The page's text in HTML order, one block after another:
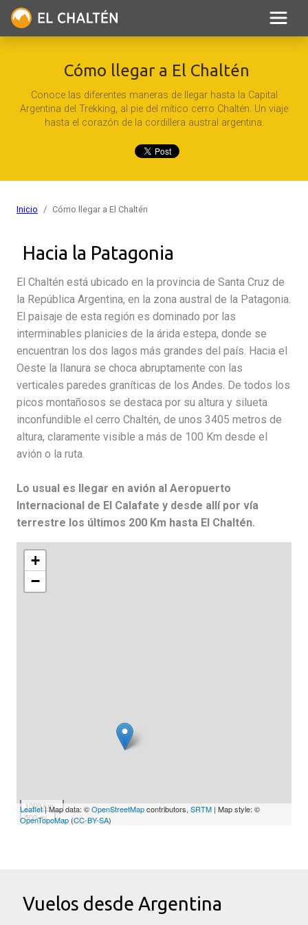
Cómo llegar a El Chaltén
Conoce las diferentes maneras de llegar hasta la Capital
Argentina del Trekking, al pie del mítico cerro Chaltén. Un viaje
hasta el corazón de la cordillera austral argentina.
Inicio Cómo llegar a El Chaltén
Hacia la Patagonia
El Chaltén está ubicado en la provincia de Santa Cruz de
la República Argentina, en la zona austral de la Patagonia.
El paisaje de esta región es dominado por las
interminables planicies de la árida estepa, donde se
encuentran los dos lagos más grandes del país. Hacia el
Oeste la llanura se choca abruptamente con las
verticales paredes graníticas de los Andes. De todos los
picos montañosos se destaca por su altura y silueta
inconfundible el cerro Chaltén, de unos 3405 metros de
altura, claramente visible a más de 100 Km desde el
avión o la ruta.
Lo usual es llegar en avión al Aeropuerto
Internacional de El Calafate y desde allí por vía
terrestre los últimos 200 Km hasta El Chaltén.
+
−
1000 km
500 mi
Leaflet| Map data: ©OpenStreetMapcontributors, SRTM | Map style: ©
OpenTopoMap (CC-BY-SA)
Vuelos desde Argentina